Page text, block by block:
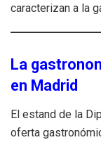
caracterizan a la
La
en Madrid
El estand de la
oferta